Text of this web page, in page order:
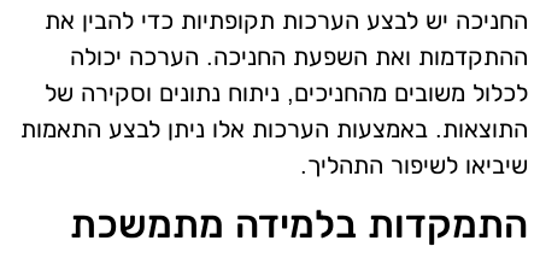
החניכה יש לבצע הערכות תקופתיות כדי להבין את
ההתקדמות ואת השפעת החניכה. הערכה יכולה
לכלול משובים מהחניכים, ניתוח נתונים וסקירה של
התוצאות. באמצעות הערכות אלו ניתן לבצע התאמות
שיביאו לשיפור התהליך.
התמקדות בלמידה מתמשכת